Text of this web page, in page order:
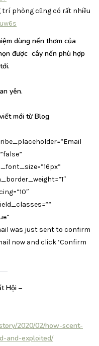
trí phòng cũng có rất nhiều
dùng nến thơm của
được cây nến phù hợp
yên.
mới từ Blog
was just sent to confirm
now and click ‘Confirm
Hội –
2020/02/how-scent-
and-exploited/